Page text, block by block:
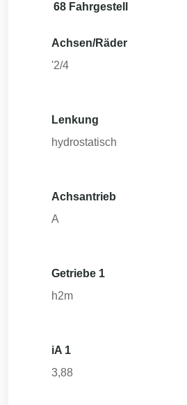
68 Fahrgestell
Achsen/Räder
'2/4
Lenkung
hydrostatisch
Achsantrieb
A
Getriebe 1
h2m
iA 1
3,88